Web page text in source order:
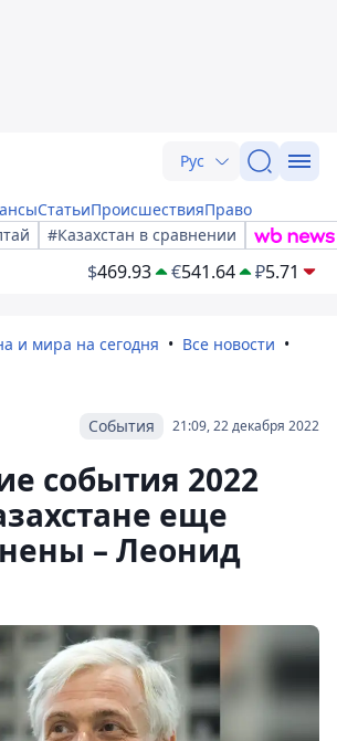
Рус
СтатьиПроисшествияПраво
#Казахстан в сравнении
$469.93 €541.64 ₽5.71
и мира на сегодня
Все новости
21:09, 22 декабря 2022
События
события 2022
еще
– Леонид